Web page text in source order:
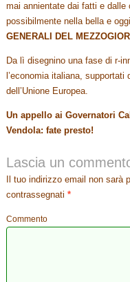
mai annientate dai fatti e
possibilmente nella bella e
GENERALI DEL
Da lì disegnino una fase di r-
l’economia italiana,
dell’Unione Europea.
Un appello ai Governatori
Vendola: fate presto!
Lascia un
Il tuo indirizzo email non sarà
contrassegnati*
Commento